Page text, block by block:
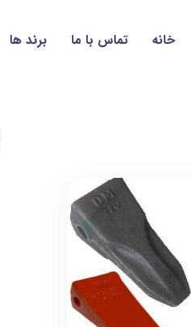
خانه تماس با ما برند ها